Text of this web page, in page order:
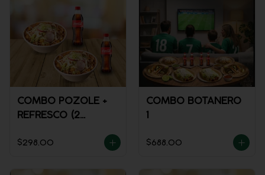
COMBO POZOLE +
REFRESCO (2
$298.00
COMBO BOTANERO
1
$688.00